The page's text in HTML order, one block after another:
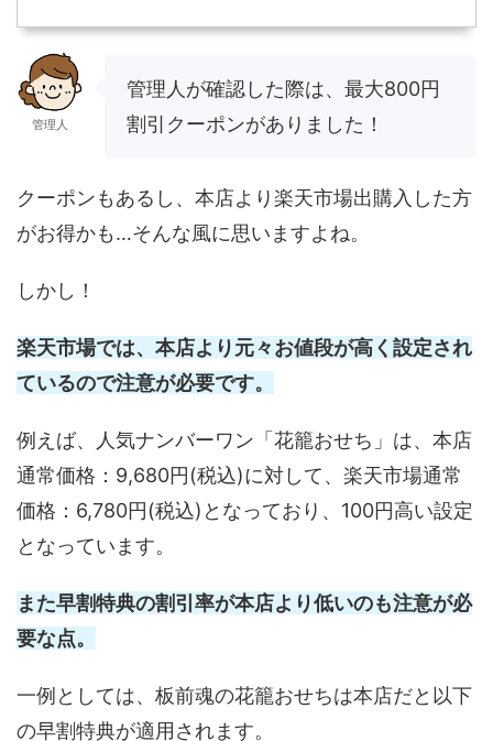
管理人
管理人が確認した際は、最大800円
割引クーポンがありました！
クーポンもあるし、本店より楽天市場出購入した方
がお得かも…そんな風に思いますよね。
しかし！
楽天市場では、本店より元々お値段が高く設定され
ているので注意が必要です。
例えば、人気ナンバーワン「花籠おせち」は、本店
通常価格：9,680円(税込)に対して、楽天市場通常
価格：6,780円(税込)となっており、100円高い設定
となっています。
また早割特典の割引率が本店より低いのも注意が必
要な点。
一例としては、板前魂の花籠おせちは本店だと以下
の早割特典が適用されます。